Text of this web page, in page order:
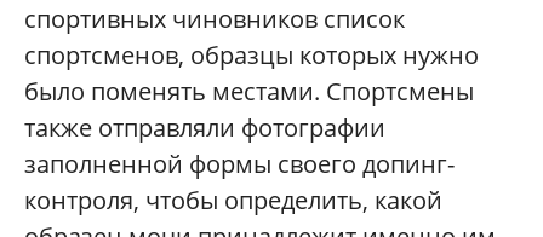
спортивных чиновников список
спортсменов, образцы которых нужно
было поменять местами. Спортсмены
также отправляли фотографии
заполненной формы своего допинг-
контроля, чтобы определить, какой